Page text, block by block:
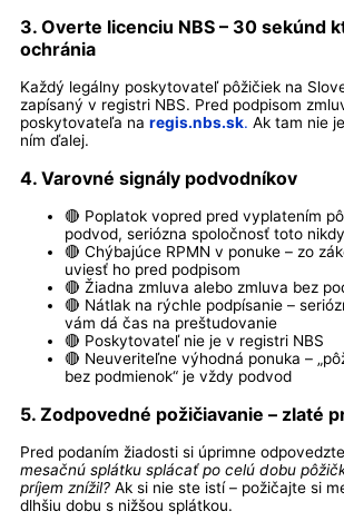
3. Overte licenciu NBS – 30 sekúnd
ochránia
Každý legálny poskytovateľ pôžičiek na
zapísaný v registri NBS. Pred podpisom
poskytovateľa na regis.nbs.sk. Ak tam nie
ním ďalej.
4. Varovné signály podvodníkov
🔴 Poplatok vopred pred vyplatením
podvod, seriózna spoločnosť toto
🔴 Chýbajúce RPMN v ponuke – zo
uviesť ho pred podpisom
🔴 Žiadna zmluva alebo zmluva bez
🔴 Nátlak na rýchle podpísanie –
vám dá čas na preštudovanie
🔴 Poskytovateľ nie je v registri NBS
🔴 Neuveriteľne výhodná ponuka –
bez podmienok“ je vždy podvod
5. Zodpovedné požičiavanie – zlaté
Pred podaním žiadosti si úprimne
mesačnú splátku splácať po celú dobu
príjem znížil? Ak si nie ste istí – požičajte si
dlhšiu dobu s nižšou splátkou.